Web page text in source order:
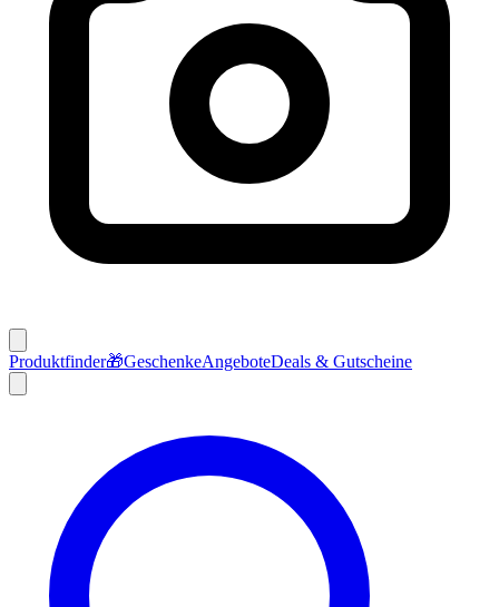
Produktfinder🎁GeschenkeAngeboteDeals & Gutscheine